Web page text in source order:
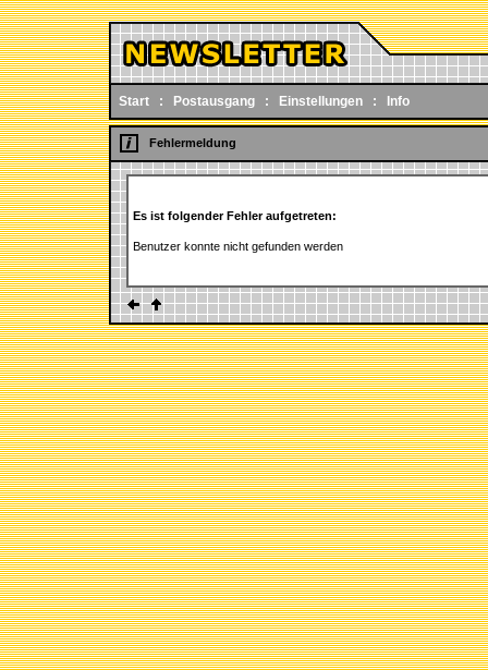
Start : Postausgang : Einstellungen : Info
Fehlermeldung
Es ist folgender Fehler aufgetreten:
Benutzer konnte nicht gefunden werden